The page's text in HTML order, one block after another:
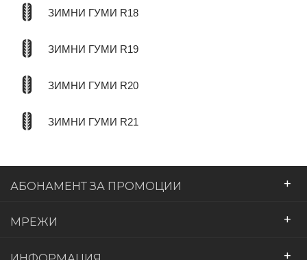
ЗИМНИ ГУМИ R18
ЗИМНИ ГУМИ R19
ЗИМНИ ГУМИ R20
ЗИМНИ ГУМИ R21
АБОНАМЕНТ ЗА ПРОМОЦИИ +
МРЕЖИ +
+